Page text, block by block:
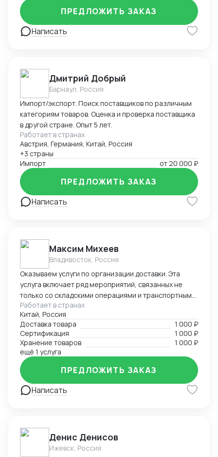
подтверждению соответствия продукции
установленным требованиям. Оформляю
техническую документацию и консультирую по
вопросам
Написать
ПРЕДЛОЖИТЬ ЗАКАЗ
Дмитрий Добрый
Барнаул, Россия
Импорт/экспорт. Поиск поставщиков по различным
категориям товаров. Оценка и проверка поставщика
в другой стране. Опыт 5 лет.
Работает в странах
Австрия, Германия, Китай, Россия
+3 страны
Импорт
от20 000 ₽
Написать
ПРЕДЛОЖИТЬ ЗАКАЗ
Максим Михеев
Владивосток, Россия
Оказываем услуги по организации доставки. Эта
услуга включает ряд мероприятий, связанных не
только со складскими операциями и транспортным
сопровождением. В нее также входит таможенное
оформление, помощь в заполнении необходимой
сопроводительной и разрешительной
документации.
Работает в странах
Китай, Россия
Доставка товара
1 000 ₽
Сертификация
1 000 ₽
Хранение товаров
1 000 ₽
ещё 1 услуга
Написать
ПРЕДЛОЖИТЬ ЗАКАЗ
Денис Денисов
Ижевск, Россия